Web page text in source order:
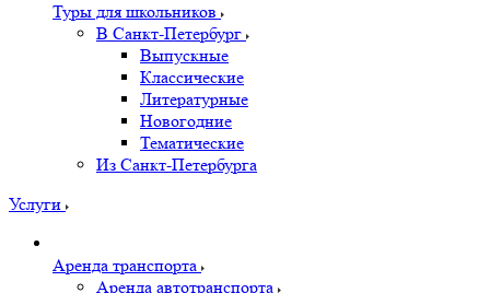
Туры для школьников
В Санкт-Петербург
Выпускные
Классические
Литературные
Новогодние
Тематические
Из Санкт-Петербурга
Услуги
Аренда транспорта
Аренда автотранспорта